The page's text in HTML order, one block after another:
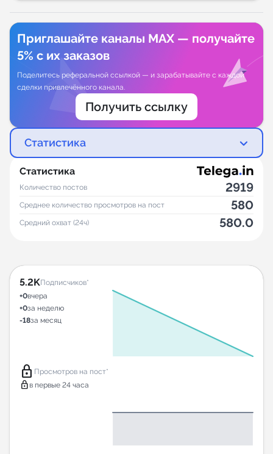
Приглашайте каналы MAX — получайте
5% с их заказов
Поделитесь реферальной ссылкой — и зарабатывайте с каждой
сделки привлечённого канала.
Получить ссылку
Статистика
Статистика
Количество постов 2919
Среднее количество просмотров на пост 580
Средний охват (24ч) 580.0
5.2KПодписчиков*
+0вчера
+0за неделю
-18за месяц
lock Просмотров на пост*
lock в первые 24 часа